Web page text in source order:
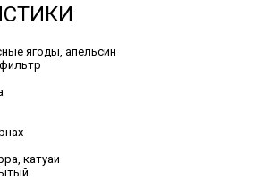
ягоды, апельсин
фильтр
катуаи